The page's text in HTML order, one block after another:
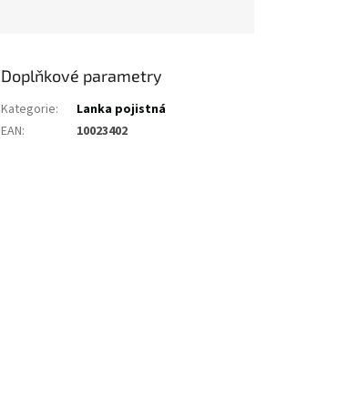
Doplňkové parametry
Kategorie:
Lanka pojistná
EAN: 10023402